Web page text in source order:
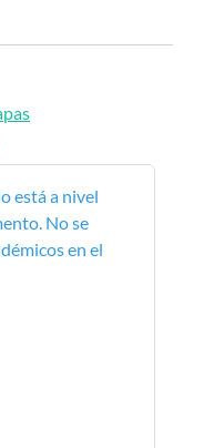
está a nivel
No se
en el